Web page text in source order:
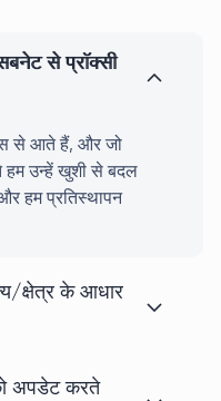
से प्रॉक्सी
से आते हैं, और जो
उन्हें खुशी से बदल
हम प्रतिस्थापन
क्षेत्र के आधार
अपडेट करते